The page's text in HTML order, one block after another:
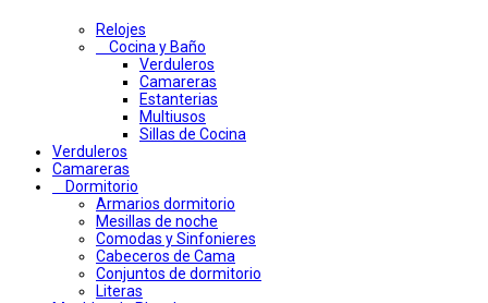
Relojes
Cocina y Baño
Verduleros
Camareras
Estanterias
Multiusos
Sillas de Cocina
Verduleros
Camareras
Dormitorio
Armarios dormitorio
Mesillas de noche
Comodas y Sinfonieres
Cabeceros de Cama
Conjuntos de dormitorio
Literas